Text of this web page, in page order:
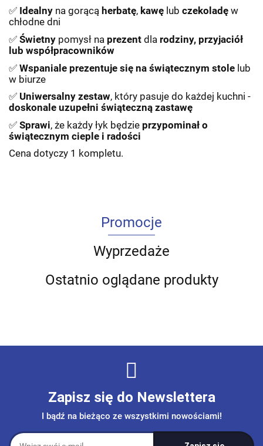
✅ Idealny na gorącą herbatę, kawę lub czekoladę w
chłodne dni
✅ Świetny pomysł na prezent dla rodziny, przyjaciół
lub współpracowników
✅ Wspaniale prezentuje się na świątecznym stole lub
w biurze
✅ Uniwersalny zestaw, który pasuje do każdej kuchni -
doskonale uzupełni świąteczną zastawę
✅ Sprawi, że każdy łyk będzie przypominał o
świątecznym cieple i radości
Cena dotyczy 1 kompletu.
Promocje
Wyprzedaże
Ostatnio oglądane produkty
Zapisz się do Newslettera
I bądź na bieżąco ze wszystkimi nowościami!